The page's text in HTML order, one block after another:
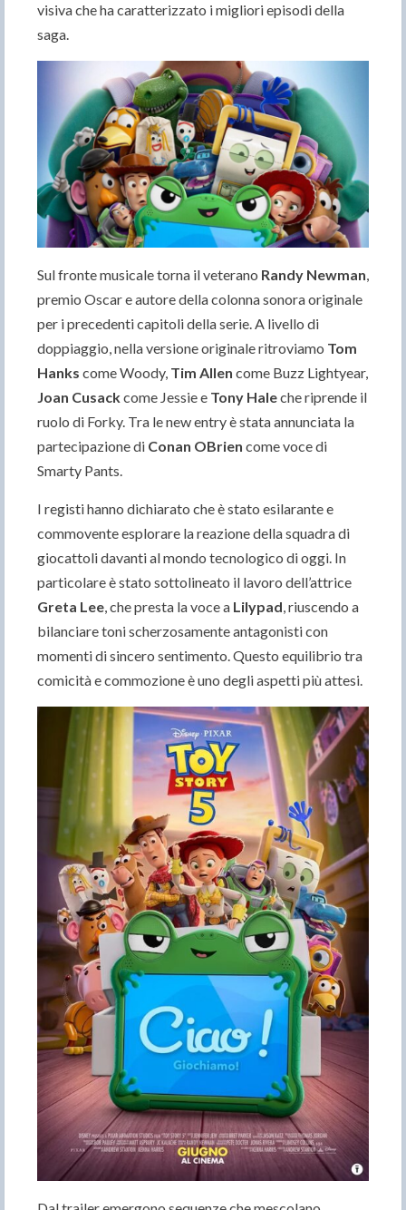
visiva che ha caratterizzato i migliori episodi della
saga.
Sul fronte musicale torna il veterano Randy Newman,
premio Oscar e autore della colonna sonora originale
per i precedenti capitoli della serie. A livello di
doppiaggio, nella versione originale ritroviamo Tom
Hanks come Woody, Tim Allen come Buzz Lightyear,
Joan Cusackcome Jessie e Tony Haleche riprende il
ruolo di Forky. Tra le new entry è stata annunciata la
partecipazione di Conan OBrien come voce di
Smarty Pants.
I registi hanno dichiarato che è stato esilarante e
commovente esplorare la reazione della squadra di
giocattoli davanti al mondo tecnologico di oggi. In
particolare è stato sottolineato il lavoro dell’attrice
Greta Lee, che presta la voce a Lilypad, riuscendo a
bilanciare toni scherzosamente antagonisti con
momenti di sincero sentimento. Questo equilibrio tra
comicità e commozione è uno degli aspetti più attesi.